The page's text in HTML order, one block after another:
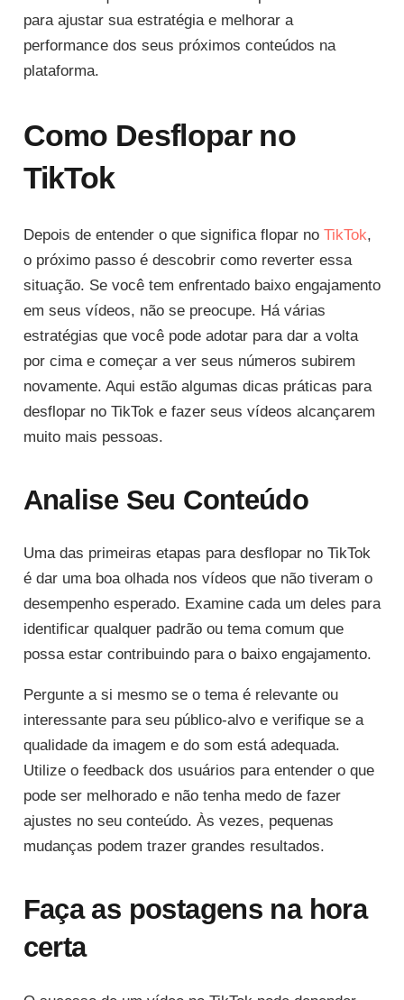
para ajustar sua estratégia e melhorar a
performance dos seus próximos conteúdos na
plataforma.
Como Desflopar no
TikTok
Depois de entender o que significa flopar no TikTok,
o próximo passo é descobrir como reverter essa
situação. Se você tem enfrentado baixo engajamento
em seus vídeos, não se preocupe. Há várias
estratégias que você pode adotar para dar a volta
por cima e começar a ver seus números subirem
novamente. Aqui estão algumas dicas práticas para
desflopar no TikTok e fazer seus vídeos alcançarem
muito mais pessoas.
Analise Seu Conteúdo
Uma das primeiras etapas para desflopar no TikTok
é dar uma boa olhada nos vídeos que não tiveram o
desempenho esperado. Examine cada um deles para
identificar qualquer padrão ou tema comum que
possa estar contribuindo para o baixo engajamento.
Pergunte a si mesmo se o tema é relevante ou
interessante para seu público-alvo e verifique se a
qualidade da imagem e do som está adequada.
Utilize o feedback dos usuários para entender o que
pode ser melhorado e não tenha medo de fazer
ajustes no seu conteúdo. Às vezes, pequenas
mudanças podem trazer grandes resultados.
Faça as postagens na hora
certa